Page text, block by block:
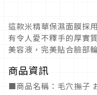
這款米精華保濕面膜採
有令人愛不釋手的厚實
美容液，完美貼合臉部
商品資訊
■商品名稱：毛穴撫子